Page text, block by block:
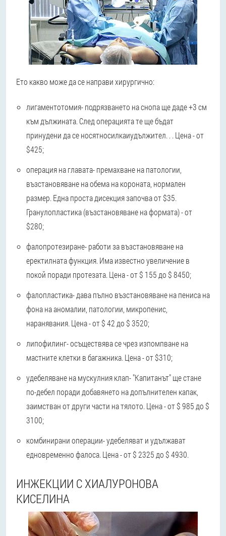
Ето какво може да се направи хирургично:
лигаментотомия- подрязването на снопа ще даде +3 см
към дължината. След операцията те ще бъдат
принудени да се носятносилкаиудължител. . . Цена - от
$425;
операция на главата- премахване на патологии,
възстановяване на обема на короната, нормален
размер. Една проста дисекция започва от $35.
Гранулопластика (възстановяване на формата) - от
$280;
фалопротезиране- работи за възстановяване на
еректилната функция. Има известно увеличение в
покой поради протезата. Цена - от $ 155 до $ 8450;
фалопластика- дава пълно възстановяване на пениса на
фона на аномалии, патологии, микропенис,
наранявания. Цена - от $ 42 до $ 3520;
липофилинг- осъществява се чрез изпомпване на
мастните клетки в багажника. Цена - от $310;
удебеляване на мускулния клап- "Капитанът" ще стане
по-дебел поради добавянето на допълнителен капак,
заимстван от други части на тялото. Цена - от $ 985 до $
3100;
комбинирани операции- удебеляват и удължават
едновременно фалоса. Цена - от $ 2325 до $ 4930.
ИНЖЕКЦИИ С ХИАЛУРОНОВА
КИСЕЛИНА